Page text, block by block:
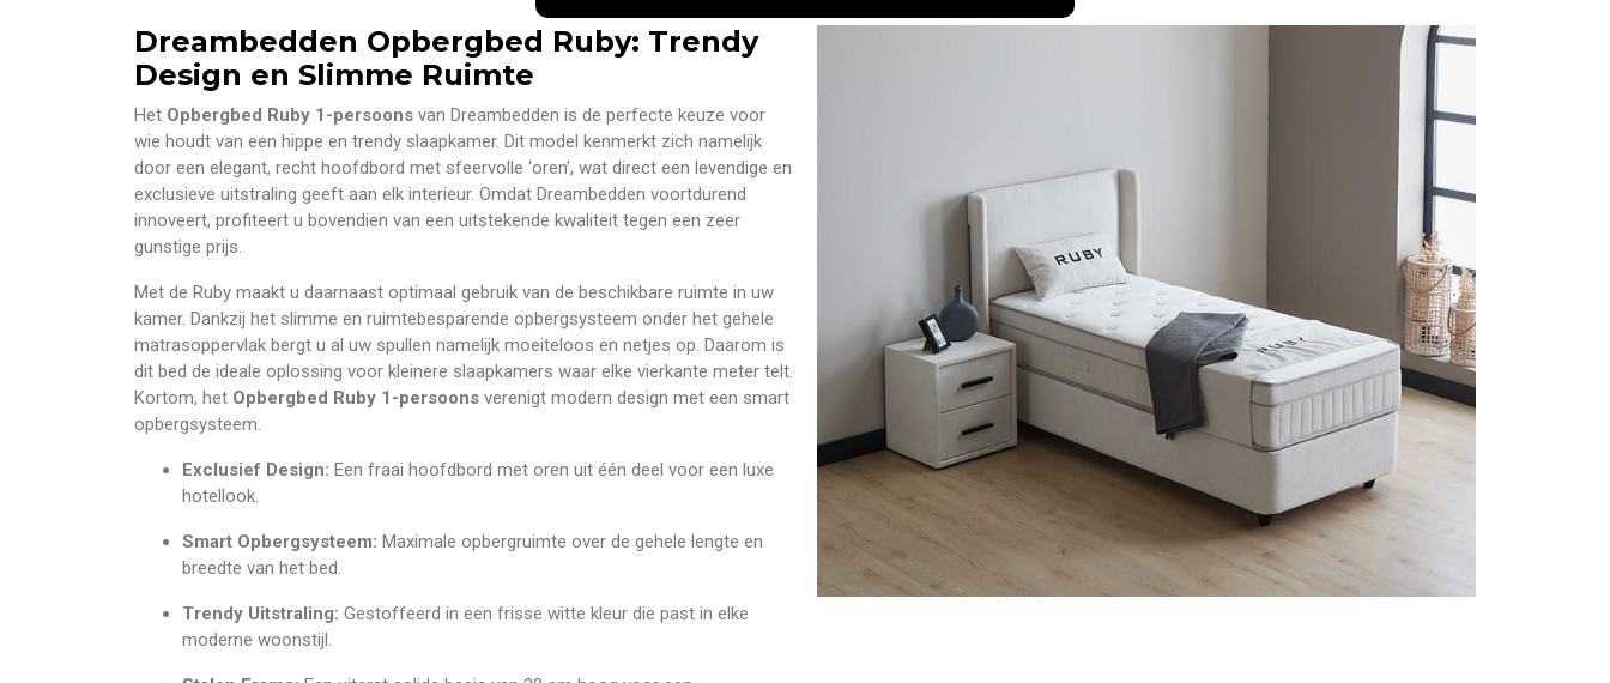
Dreambedden Opbergbed Ruby: Trendy
Design en Slimme Ruimte
Het Opbergbed Ruby 1-persoons van Dreambedden is de perfecte keuze voor
wie houdt van een hippe en trendy slaapkamer. Dit model kenmerkt zich namelijk
door een elegant, recht hoofdbord met sfeervolle ‘oren’, wat direct een levendige en
exclusieve uitstraling geeft aan elk interieur. Omdat Dreambedden voortdurend
innoveert, profiteert u bovendien van een uitstekende kwaliteit tegen een zeer
gunstige prijs.
Met de Ruby maakt u daarnaast optimaal gebruik van de beschikbare ruimte in uw
kamer. Dankzij het slimme en ruimtebesparende opbergsysteem onder het gehele
matrasoppervlak bergt u al uw spullen namelijk moeiteloos en netjes op. Daarom is
dit bed de ideale oplossing voor kleinere slaapkamers waar elke vierkante meter telt.
Kortom, het Opbergbed Ruby 1-persoons verenigt modern design met een smart
opbergsysteem.
Exclusief Design: Een fraai hoofdbord met oren uit één deel voor een luxe
hotellook.
Smart Opbergsysteem: Maximale opbergruimte over de gehele lengte en
breedte van het bed.
Trendy Uitstraling: Gestoffeerd in een frisse witte kleur die past in elke
moderne woonstijl.